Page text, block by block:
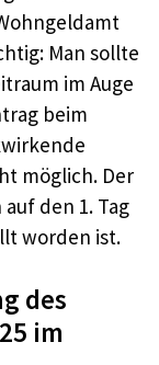
Man sollte
im Auge
beim
möglich. Der
den 1. Tag
worden ist.
des
im